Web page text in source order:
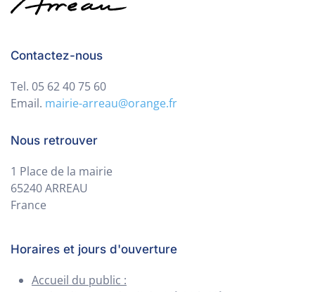
Contactez-nous
Tel. 05 62 40 75 60
Email. mairie-arreau@orange.fr
Nous retrouver
1 Place de la mairie
65240 ARREAU
France
Horaires et jours d'ouverture
Accueil du public :